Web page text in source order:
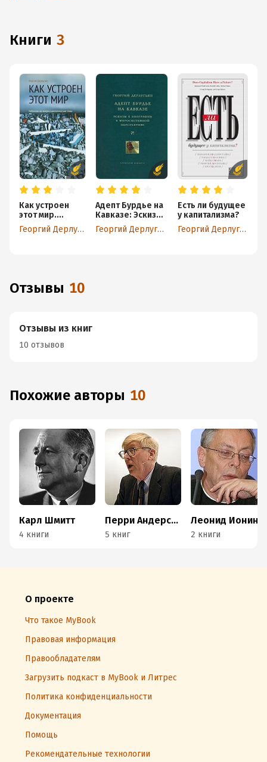
книги 3
Как устроен
этот мир.
Наброски на
макросоциолог
Георгий Дерлугьян
Адепт Бурдье на
Кавказе: Эскизы
к биографии в
миросистемнойГеоргий Дерлугьян
Есть ли будущее
у капитализма?
Георгий Дерлугьян
Отзывы 10
Отзывы из книг
10 отзывов
Похожие авторы 10
Карл Шмитт
4 книги
Перри Андерсон
5 книг
Леонид Ионин
2 книги
О проекте
Что такое MyBook
Правовая информация
Правообладателям
Загрузить подкаст в MyBook и Литрес
Политика конфиденциальности
Документация
Помощь
Рекомендательные технологии